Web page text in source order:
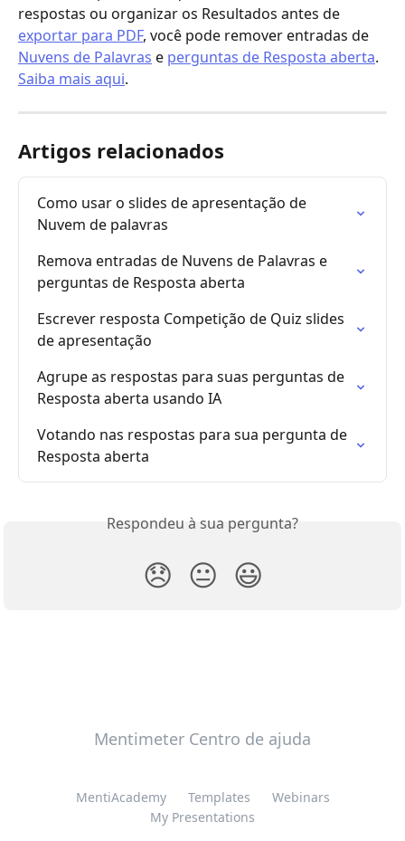
respostas ou organizar os Resultados antes de
exportar para PDF, você pode remover entradas de
Nuvens de Palavras e perguntas de Resposta aberta.
Saiba mais aqui.
Artigos relacionados
Como usar o slides de apresentação de
Nuvem de palavras
Remova entradas de Nuvens de Palavras e
perguntas de Resposta aberta
Escrever resposta Competição de Quiz slides
de apresentação
Agrupe as respostas para suas perguntas de
Resposta aberta usando IA
Votando nas respostas para sua pergunta de
Resposta aberta
Respondeu à sua pergunta?
😞 😐 😃
Mentimeter Centro de ajuda
MentiAcademy Templates
Webinars
My Presentations